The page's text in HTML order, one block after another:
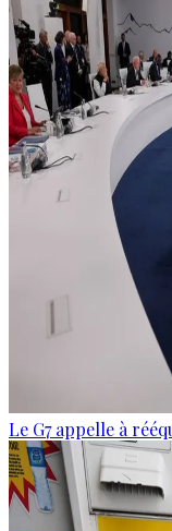
Le G7 appelle à